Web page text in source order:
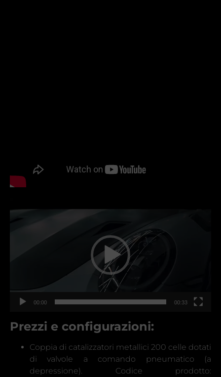
00:00 00:33
Prezzi e configurazioni:
Coppia di catalizzatori metallici 200 celle dotati
di valvole a comando pneumatico (a
depressione). Codice prodotto: